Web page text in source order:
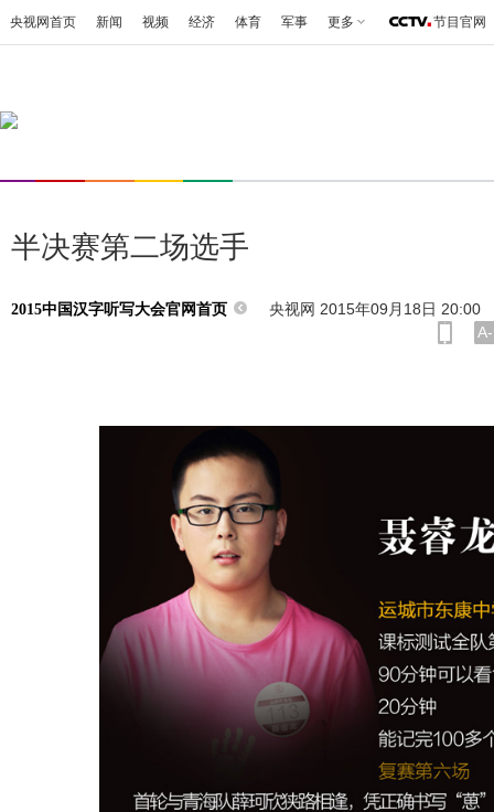
央视网首页 新闻 视频 经济 体育 军事 更多 节目官网
半决赛第二场选手
2015中国汉字听写大会官网首页
央视网 2015年09月18日 20:00
A-